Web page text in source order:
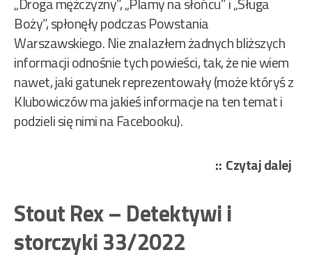
Boży”, spłonęły podczas Powstania
Warszawskiego. Nie znalazłem żadnych bliższych
informacji odnośnie tych powieści, tak, że nie wiem
nawet, jaki gatunek reprezentowały (może któryś z
Klubowiczów ma jakieś informacje na ten temat i
podzieli się nimi na Facebooku).
Czytaj dalej
Stout Rex – Detektywi i
storczyki 33/2022